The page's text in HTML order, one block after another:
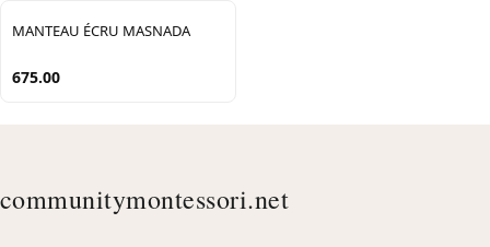
MANTEAU ÉCRU MASNADA
675.00
communitymontessori.net